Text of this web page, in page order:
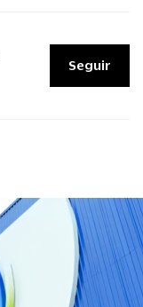
Seguir